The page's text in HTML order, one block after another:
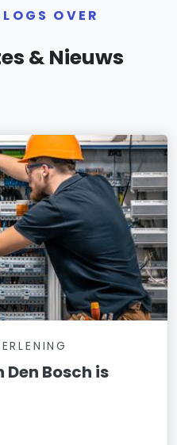
OVER
& Nieuws
Bosch is